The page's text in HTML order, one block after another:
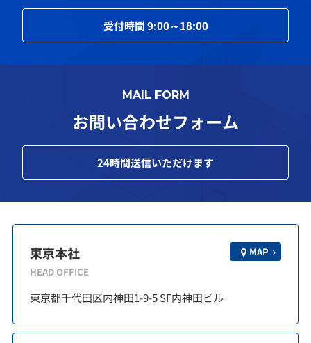
受付時間9:00～18:00
MAIL FORM
お問い合わせフォーム
24時間送信いただけます
東京本社
HEAD OFFICE
MAP
東京都千代田区内神田1-9-5 SF内神田ビル